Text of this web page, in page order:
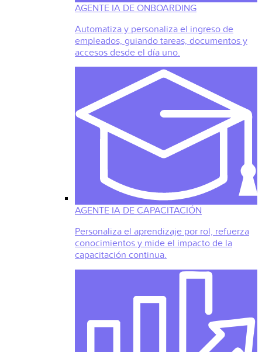
AGENTE IA DE ONBOARDING
Automatiza y personaliza el ingreso de
empleados, guiando tareas, documentos y
accesos desde el día uno.
AGENTE IA DE CAPACITACIÓN
Personaliza el aprendizaje por rol, refuerza
conocimientos y mide el impacto de la
capacitación continua.